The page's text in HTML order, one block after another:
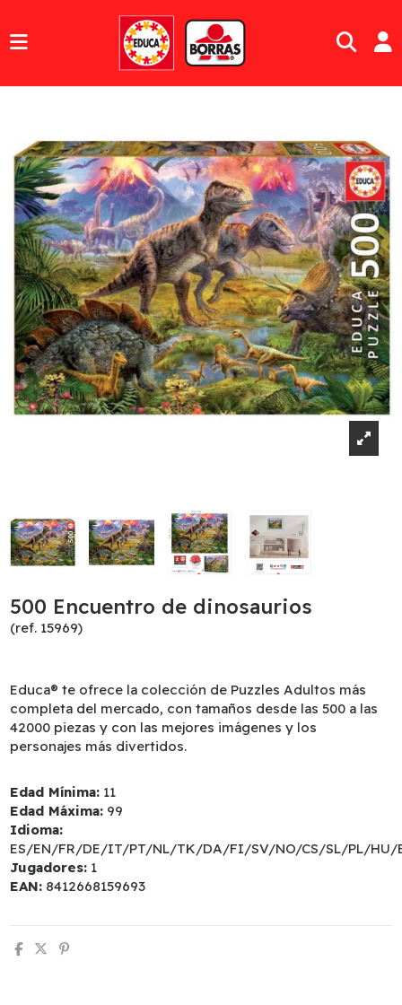
500 Encuentro de dinosaurios
(ref. 15969)
Educa® te ofrece la colección de Puzzles Adultos más
completa del mercado, con tamaños desde las 500 a las
42000 piezas y con las mejores imágenes y los
personajes más divertidos.
Edad Mínima: 11
Edad Máxima: 99
Idioma:
ES/EN/FR/DE/IT/PT/NL/TK/DA/FI/SV/NO/CS/SL/PL/HU/
Jugadores: 1
EAN: 8412668159693